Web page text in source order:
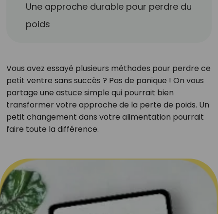
Une approche durable pour perdre du
poids
Vous avez essayé plusieurs méthodes pour perdre ce
petit ventre sans succès ? Pas de panique ! On vous
partage une astuce simple qui pourrait bien
transformer votre approche de la perte de poids. Un
petit changement dans votre alimentation pourrait
faire toute la différence.